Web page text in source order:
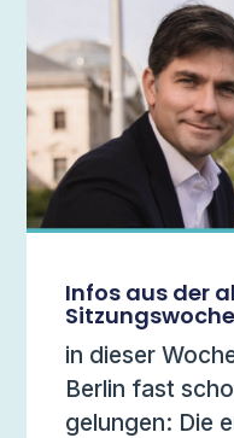
Infos aus der
Sitzungswoche
in dieser
Berlin fast
gelungen: Die